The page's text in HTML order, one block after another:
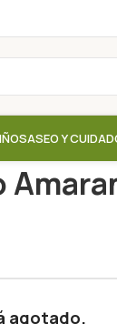
ASEO Y
agotado.